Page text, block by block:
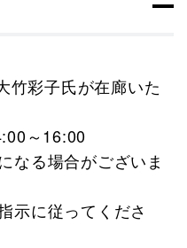
竹彩子氏が在廊いた
～16:00
なる場合がございま
示に従ってくださ